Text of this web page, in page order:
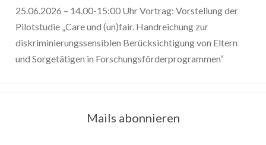
25.06.2026 – 14.00-15:00 Uhr Vortrag: Vorstellung der
Pilotstudie „Care und (un)fair. Handreichung zur
diskriminierungssensiblen Berücksichtigung von Eltern
und Sorgetätigen in Forschungsförderprogrammen“
Mails abonnieren